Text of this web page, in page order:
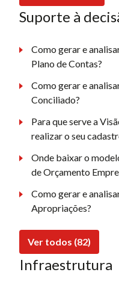
Suporte à
Como gerar e
Plano de Contas?
Como gerar e
Conciliado?
Para que serve a
realizar o seu
Onde baixar o
de Orçamento
Como gerar e
Apropriações?
Ver todos (82)
Infraestrutura